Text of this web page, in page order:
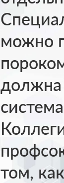
можно
должна
том,